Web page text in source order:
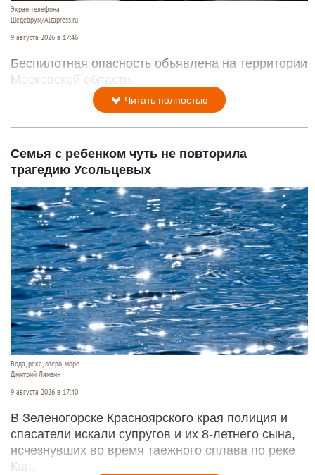
Экран телефона
Шедеврум/Altapress.ru
9 августа 2026 в 17:46
Беспилотная опасность объявлена на территории
Московской области.
Читать полностью
Семья с ребенком чуть не повторила
трагедию Усольцевых
Вода, река, озеро, море.
Дмитрий Лямзин
9 августа 2026 в 17:40
В Зеленогорске Красноярского края полиция и
спасатели искали супругов и их 8-летнего сына,
исчезнувших во время таежного сплава по реке
Кан.